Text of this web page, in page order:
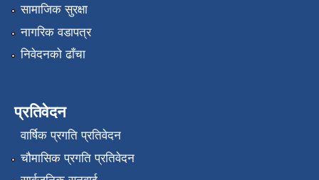
सामाजिक सुरक्षा
नागरिक वडापत्र
निवेदनको ढाँचा
प्रतिवेदन
वार्षिक प्रगति प्रतिवेदन
चौमासिक प्रगति प्रतिवेदन